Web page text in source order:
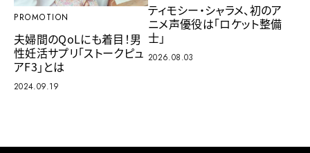
PROMOTION
夫婦間のQoLにも着目！男
性妊活サプリ「ストークピュ
アF3」とは
2024.09.19
ティモシー・シャラメ、初のア
ニメ声優役は「ロケット整備
士」
2026.08.03